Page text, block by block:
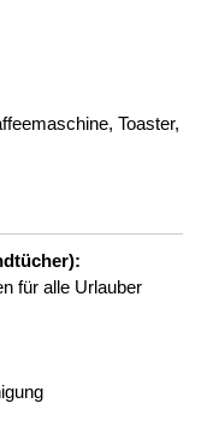
Toaster,
für alle Urlauber